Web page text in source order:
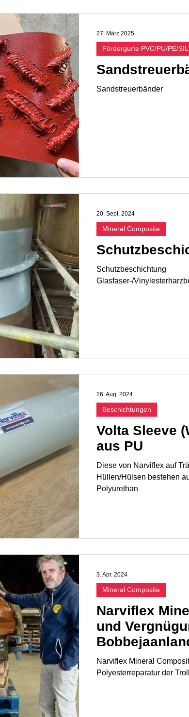
Sandstreuerbänder
Fördergurte PVC/PU/PE/SIL
27. März 2025
Schutzbeschichtung
Glasfaser-/
Mineral Composite
20. Sept. 2024
Volta Sleeve
aus PU
Diese von Narviflex auf
Hüllen/Hülsen bestehen
Polyurethan
Beschichtungen
26. Aug. 2024
Narviflex
und
Narviflex Mineral
Polyesterreparatur der
Mineral Composite
3. Apr. 2024